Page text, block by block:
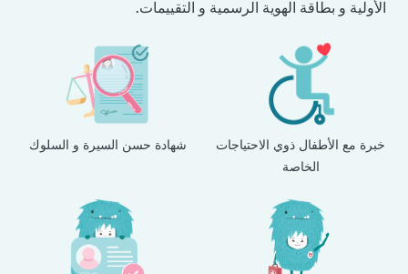
الأولية و بطاقة الهوية الرسمية و التقييمات.
خبرة مع الأطفال ذوي الاحتياجات
الخاصة
شهادة حسن السيرة و السلوك